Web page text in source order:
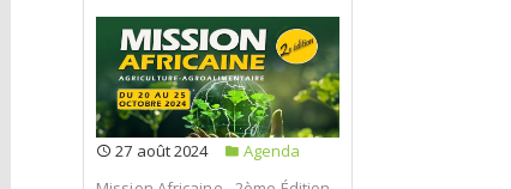
27 août 2024
Agenda